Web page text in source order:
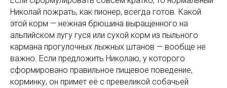
Николай пожрать, как пионер, всегда готов. Какой
этой корм — нежная брюшина выращенного на
альпийском лугу гуся или сухой корм из пыльного
кармана прогулочных лыжных штанов — вообще не
важно. Если предложить Николаю, у которого
сформировано правильное пищевое поведение,
корминку, он примет её с превеликой собачьей